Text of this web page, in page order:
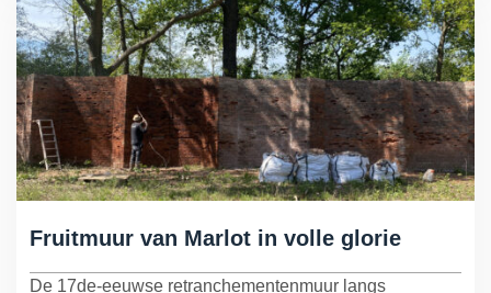
Fruitmuur van Marlot in volle glorie
De 17de-eeuwse retranchementenmuur langs